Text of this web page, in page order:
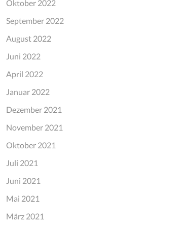
Oktober 2022
September 2022
August 2022
Juni 2022
April 2022
Januar 2022
Dezember 2021
November 2021
Oktober 2021
Juli 2021
Juni 2021
Mai 2021
März 2021